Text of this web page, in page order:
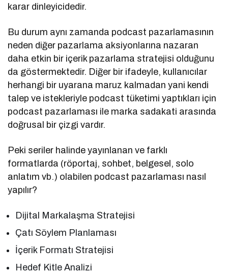
karar dinleyicidedir.
Bu durum aynı zamanda podcast pazarlamasının
neden diğer pazarlama aksiyonlarına nazaran
daha etkin bir içerik pazarlama stratejisi olduğunu
da göstermektedir. Diğer bir ifadeyle, kullanıcılar
herhangi bir uyarana maruz kalmadan yani kendi
talep ve istekleriyle podcast tüketimi yaptıkları için
podcast pazarlaması ile marka sadakati arasında
doğrusal bir çizgi vardır.
Peki seriler halinde yayınlanan ve farklı
formatlarda (röportaj, sohbet, belgesel, solo
anlatım vb.) olabilen podcast pazarlaması nasıl
yapılır?
Dijital Markalaşma Stratejisi
Çatı Söylem Planlaması
İçerik Formatı Stratejisi
Hedef Kitle Analizi